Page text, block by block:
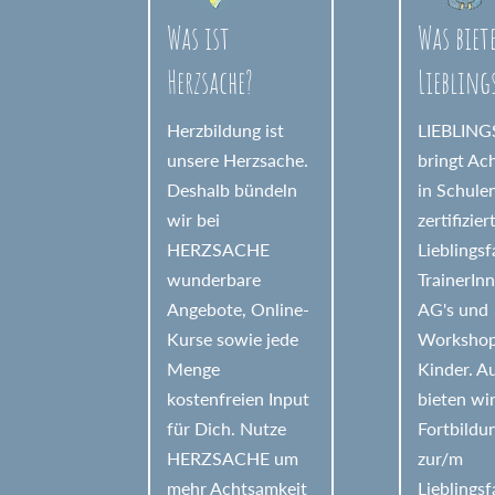
Was ist
Herzsache?
Herzbildung ist
unsere Herzsache.
Deshalb bündeln
wir bei
HERZSACHE
wunderbare
Angebote, Online-
Kurse sowie jede
Menge
kostenfreien Input
für Dich. Nutze
HERZSACHE um
mehr Achtsamkeit
Was
bringt
in
AG's und
Kinder.
bieten wir
zur/m